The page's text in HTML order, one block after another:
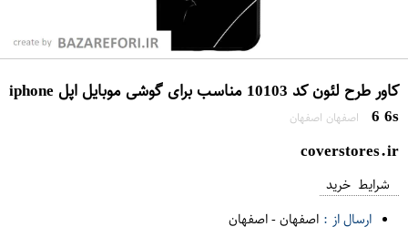
کاور طرح لئون کد 10103 مناسب برای گوشی موبایل اپل iphone
6 6s
اصفهان اصفهان
coverstores.ir
شرایط خرید
ارسال از : اصفهان-اصفهان